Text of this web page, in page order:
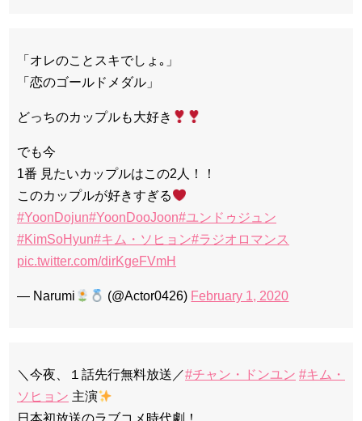
「オレのことスキでしょ｡」
「恋のゴールドメダル」
どっちのカップルも大好き
でも今
1番 見たいカップルはこの2人！！
このカップルが好きすぎる
#YoonDojun#YoonDooJoon#ユンドゥジュン
#KimSoHyun#キム・ソヒョン#ラジオロマンス
pic.twitter.com/dirKgeFVmH
— Narumi (@Actor0426) February 1, 2020
＼今夜、１話先行無料放送／#チャン・ドンユン #キム・
ソヒョン 主演
日本初放送のラブコメ時代劇！